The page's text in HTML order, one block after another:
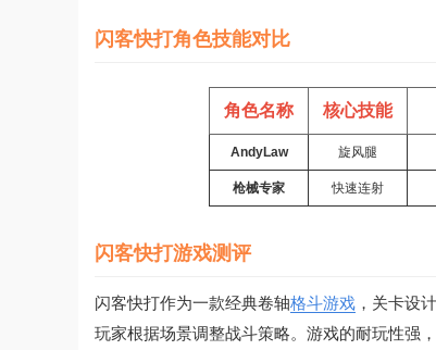
闪客快打角色技能对比
角色名称 核心技能
AndyLaw 旋风腿
枪械专家 快速连射
闪客快打游戏测评
闪客快打作为一款经典卷轴格斗游戏 ，关卡设
玩家根据场景调整战斗策略。游戏的耐玩性强